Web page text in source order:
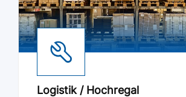
Logistik / Hochregal